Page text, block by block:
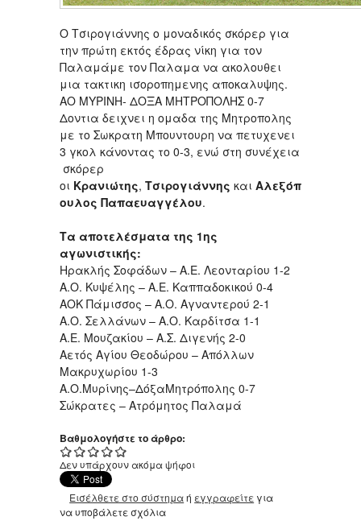
Ο Τσιρογιάννης ο μοναδικός σκόρερ για
την πρώτη εκτός έδρας νίκη για τον
Παλαμάμε τον Παλαμα να ακολουθει
μια τακτικη ισοροπημενης αποκαλυψης.
ΑΟ ΜΥΡΙΝΗ- ΔΟΞΑ ΜΗΤΡΟΠΟΛΗΣ 0-7
Δοντια δειχνει η ομαδα της Μητροπολης
με το Σωκρατη Μπουντουρη να πετυχενει
3 γκολ κάνοντας το 0-3, ενώ στη συνέχεια
σκόρερ
οι Κρανιώτης, Τσιρογιάννης και Αλεξόπ
ουλος Παπαευαγγέλου.
Τα αποτελέσματα της 1ης
αγωνιστικής:
Ηρακλής Σοφάδων – Α.Ε. Λεονταρίου 1-2
Α.Ο. Κυψέλης – Α.Ε. Καππαδοκικού 0-4
ΑΟΚ Πάμισσος – Α.Ο. Αγναντερού 2-1
Α.Ο. Σελλάνων – Α.Ο. Καρδίτσα 1-1
Α.Ε. Μουζακίου – Α.Σ. Διγενής 2-0
Αετός Αγίου Θεοδώρου – Απόλλων
Μακρυχωρίου 1-3
Α.Ο.Μυρίνης–ΔόξαΜητρόπολης 0-7
Σώκρατες – Ατρόμητος Παλαμά
Βαθμολογήστε το άρθρο:
Δεν υπάρχουν ακόμα ψήφοι
Εισέλθετε στο σύστημαή εγγραφείτε για
να υποβάλετε σχόλια